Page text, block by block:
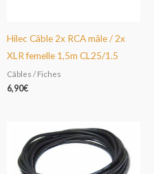
Hilec Câble 2x RCA mâle / 2x
XLR femelle 1,5m CL25/1.5
Câbles / Fiches
6,90€